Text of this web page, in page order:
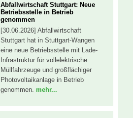
Abfallwirtschaft Stuttgart: Neue
Betriebsstelle in Betrieb
genommen
[30.06.2026] Abfallwirtschaft
Stuttgart hat in Stuttgart-Wangen
eine neue Betriebsstelle mit Lade-
Infrastruktur für vollelektrische
Müllfahrzeuge und großflächiger
Photovoltaikanlage in Betrieb
genommen. mehr...